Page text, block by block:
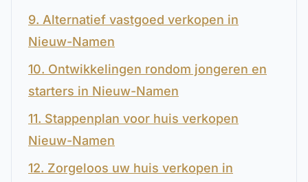
9. Alternatief vastgoed verkopen in
Nieuw-Namen
10. Ontwikkelingen rondom jongeren en
starters in Nieuw-Namen
11. Stappenplan voor huis verkopen
Nieuw-Namen
12. Zorgeloos uw huis verkopen in